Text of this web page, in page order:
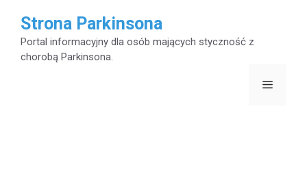
treści
Strona Parkinsona
Portal informacyjny dla osób mających styczność z
chorobą Parkinsona.
Menu